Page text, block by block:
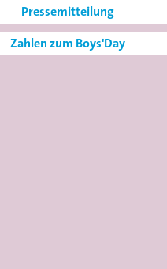
Pressemitteilung
Zahlen zum Boys'Day